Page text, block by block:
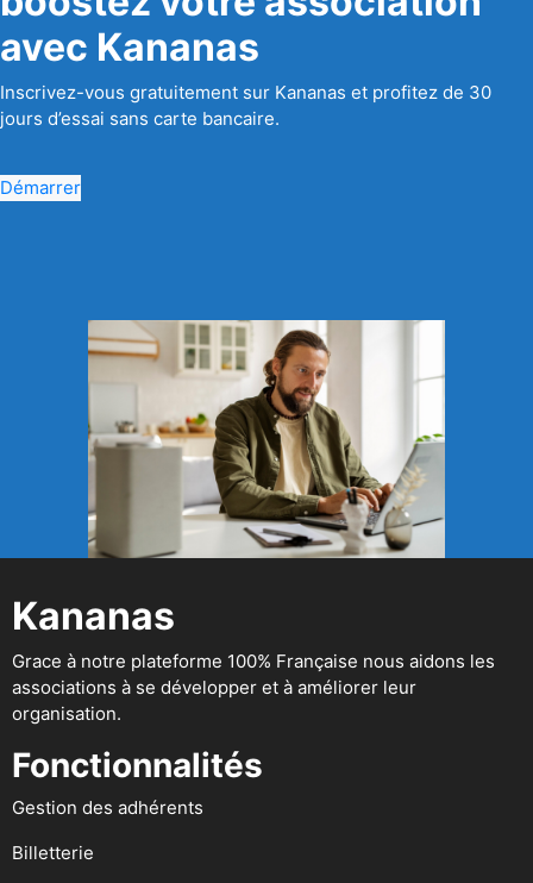
avec Kananas
Inscrivez-vous gratuitement sur Kananas et profitez de 30
jours d’essai sans carte bancaire.
Démarrer
Kananas
Grace à notre plateforme 100% Française nous aidons les
associations à se développer et à améliorer leur
organisation.
Fonctionnalités
Gestion des adhérents
Billetterie